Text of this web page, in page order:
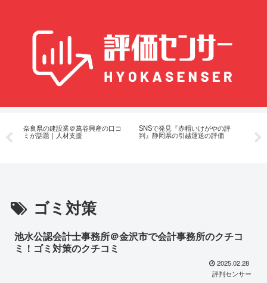
奈良県の建設業＠萬谷興産の口コ
ミが話題｜人材支援
SNSで発見『赤帽いけがやの評
判』静岡県の引越運送の評価 装
ゴミ対策
池水公認会計士事務所＠金沢市で会計事務所のクチコ
ミ！ゴミ対策のクチコミ
2025.02.28
評判センサー